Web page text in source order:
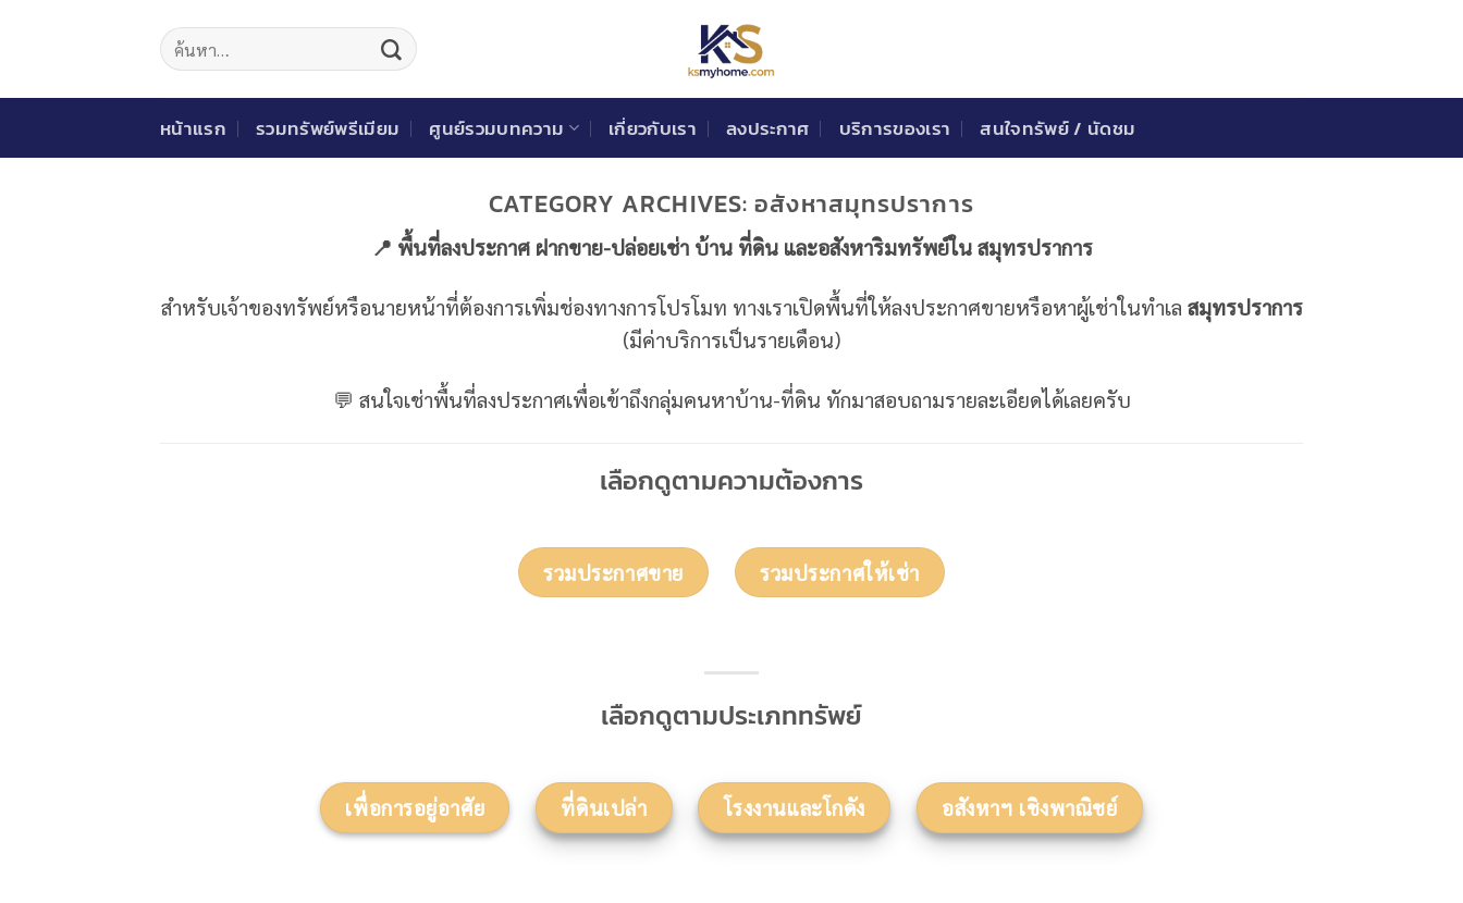
หน้าแรก รวมทรัพย์พรีเมียม ศูนย์รวมบทความ เกี่ยวกับเรา ลงประกาศ บริการของเรา สนใจทรัพย์ / นัดชม
CATEGORY ARCHIVES:อสังหาสมุทรปราการ
📍 พื้นที่ลงประกาศ ฝากขาย-ปล่อยเช่า บ้าน ที่ดิน และอสังหาริมทรัพย์ใน สมุทรปราการ
สำหรับเจ้าของทรัพย์หรือนายหน้าที่ต้องการเพิ่มช่องทางการโปรโมท ทางเราเปิดพื้นที่ให้ลงประกาศขายหรือหาผู้เช่าในทำเล สมุทรปราการ
(มีค่าบริการเป็นรายเดือน)
💬 สนใจเช่าพื้นที่ลงประกาศเพื่อเข้าถึงกลุ่มคนหาบ้าน-ที่ดิน ทักมาสอบถามรายละเอียดได้เลยครับ
เลือกดูตามความต้องการ
รวมประกาศขาย รวมประกาศให้เช่า
เลือกดูตามประเภททรัพย์
เพื่อการอยู่อาศัย ที่ดินเปล่า โรงงานและโกดัง อสังหาฯ เชิงพาณิชย์